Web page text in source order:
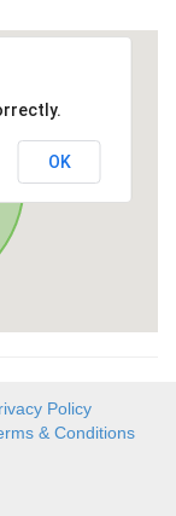
OK
Policy
& Conditions